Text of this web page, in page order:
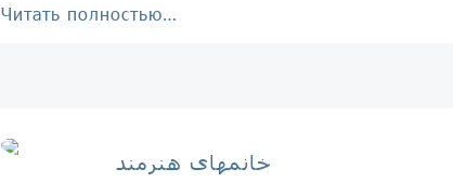
Читать полностью…
خانمهای هنرمند